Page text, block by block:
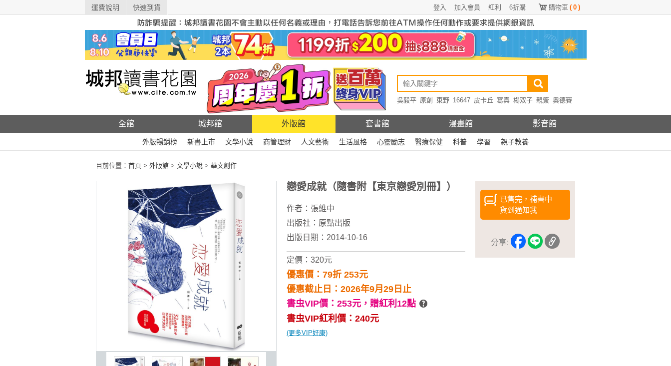
運費說明 快速到貨 購物車 ( 0 )
6折購
紅利
加入會員
登入
吳毅平 原創 東野 16647 皮卡丘 寫真 楊双子 親簽 奧德賽
全館 城邦館 外版館 套書館 漫畫館 影音館
外版暢銷榜 新書上市 文學小說 商管理財 人文藝術 生活風格 心靈勵志 醫療保健 科普 學習 親子教養
目前位置： 首頁 > 外版館 > 文學小說 > 華文創作
已售完，補書中
貨到通知我
分享:
戀愛成就（隨書附【東京戀愛別冊】）
作者： 張維中
出版社： 原點出版
出版日期：2014-10-16
定價：320元
優惠價：79折 253元
優惠截止日：2026年9月29日止
書虫VIP價：253元， 贈紅利12點
書虫VIP紅利價：240元
(更多VIP好康)